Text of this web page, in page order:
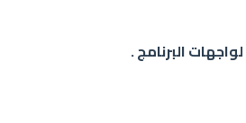
البرنامج .